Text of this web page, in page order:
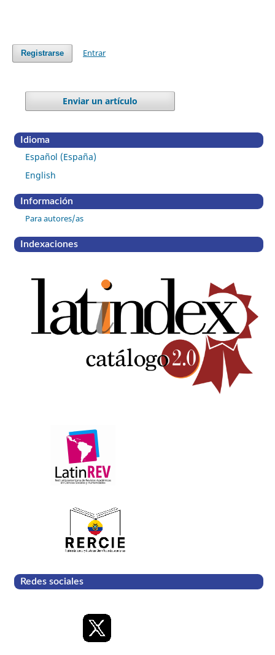
Registrarse Entrar
Enviar un artículo
Idioma
Español (España)
English
Información
Para autores/as
Indexaciones
Redes sociales